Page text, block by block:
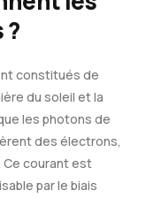
?
constitués de
du soleil et la
les photons de
des électrons,
Ce courant est
par le biais